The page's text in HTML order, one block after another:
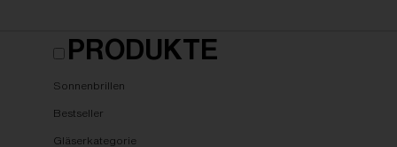
PRODUKTE
Sonnenbrillen
Bestseller
Gläserkategorie